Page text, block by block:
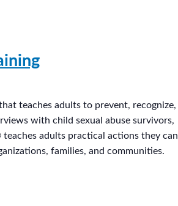
teaches adults to prevent, recognize,
with child sexual abuse survivors,
adults practical actions they can
families, and communities.